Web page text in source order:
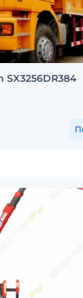
SX3256DR384